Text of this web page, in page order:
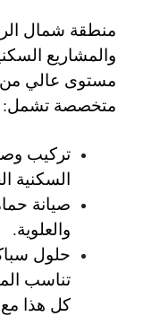
منطقة شمال
والمشاريع
مستوى عالي من
متخصصة تشمل:
تركيب
السكنية
صيانة
والعلوية.
حلول
تناسب
كل هذا